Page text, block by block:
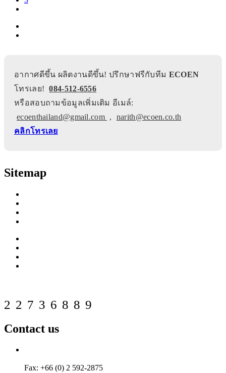
อากาศดีขึ้น ผลิตงานดีขึ้น! ปรึกษาฟรีกับทีม ECOEN
โทรเลย!
084-512-6556
หรือสอบถามข้อมูลเพิ่มเติม อีเมล์:
ecoenthailand@gmail.com ,
narith@ecoen.co.th
คลิกโทรเลย
Sitemap
22736889
Contact us
Fax: +66 (0) 2 592-2875